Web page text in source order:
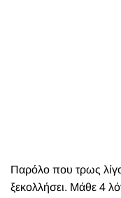
Παρόλο που τρως λίγο
ξεκολλήσει. Μάθε 4